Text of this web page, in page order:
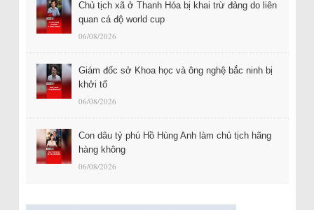
Chủ tịch xã ở Thanh Hóa bị khai trừ đảng do liên
quan cá độ world cup
06/08/2026
Giám đốc sở Khoa học và ông nghệ bắc ninh bị
khởi tố
06/08/2026
Con dâu tỷ phú Hồ Hùng Anh làm chủ tịch hãng
hàng không
06/08/2026